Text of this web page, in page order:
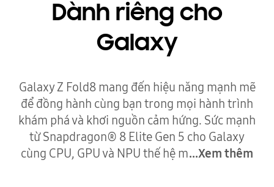
Dành riêng cho
Galaxy
Galaxy Z Fold8 mang đến hiệu năng mạnh mẽ
để đồng hành cùng bạn trong mọi hành trình
khám phá và khơi nguồn cảm hứng. Sức mạnh
từ Snapdragon® 8 Elite Gen 5 cho Galaxy
cùng CPU, GPU và NPU thế hệ m...Xem thêm